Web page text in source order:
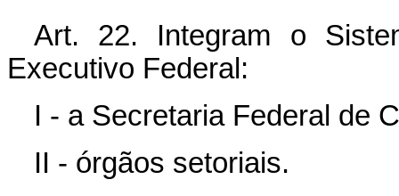
Art. 22. Integram o
Executivo Federal:
I - a Secretaria Federal de
II - órgãos setoriais.